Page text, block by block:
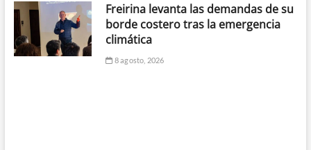
Freirina levanta las demandas de su
borde costero tras la emergencia
climática
8 agosto, 2026